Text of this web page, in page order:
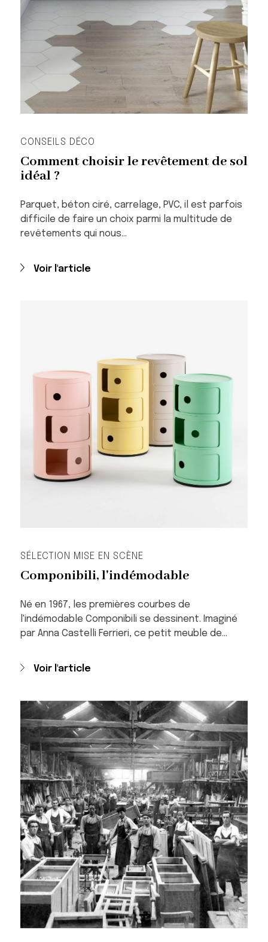
Comment choisir le revêtement de sol
idéal ?
CONSEILS DÉCO
Parquet, béton ciré, carrelage, PVC, il est parfois
difficile de faire un choix parmi la multitude de
revêtements qui nous…
Voir l'article
Componibili, l'indémodable
SÉLECTION MISE EN SCÈNE
Né en 1967, les premières courbes de
l'indémodable Componibili se dessinent. Imaginé
par Anna Castelli Ferrieri, ce petit meuble de…
Voir l'article